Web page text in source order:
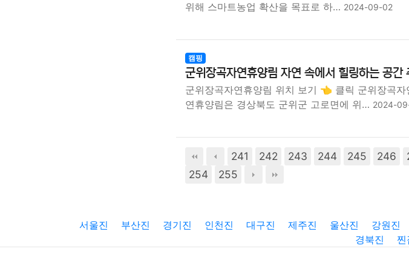
위해 스마트농업 확산을 목표로 하… 2024-09-02
캠핑
군위장곡자연휴양림 자연 속에서 힐링하는 공간
군위장곡자연휴양림 위치 보기 👈 클릭 군위장곡
연휴양림은 경상북도 군위군 고로면에 위… 2024-
241 242 243 244 245 246
254
255
서울진 부산진 경기진 인천진 대구진 제주진 울산진 강원진
경북진
찐